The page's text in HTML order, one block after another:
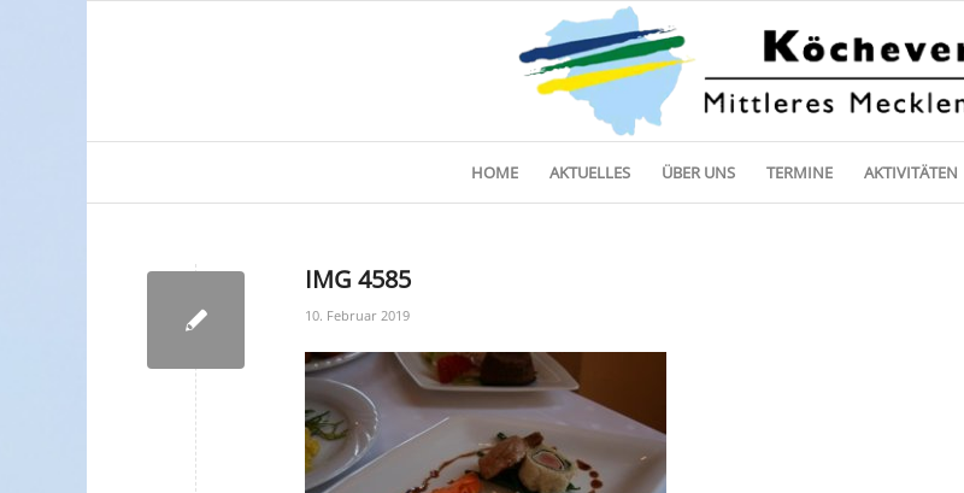
HOME AKTUELLES ÜBER UNS TERMINE AKTIVITÄTEN
IMG 4585
10. Februar 2019